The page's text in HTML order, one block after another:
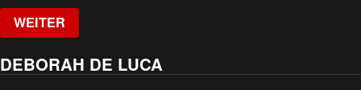
WEITER
DEBORAH DE LUCA